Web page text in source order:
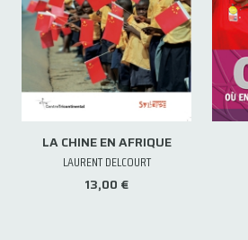
LA CHINE EN AFRIQUE
LAURENT DELCOURT
13,00 €